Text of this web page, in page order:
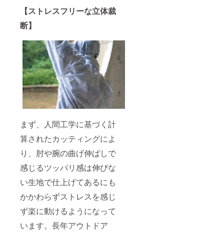
【ストレスフリーな立体裁
断】
まず、人間工学に基づく計
算されたカッティングによ
り、肘や腕の曲げ伸ばしで
感じるツッパリ感は伸びな
い生地で仕上げてあるにも
かかわらずストレスを感じ
ず楽に動けるようになって
います。長年アウトドア